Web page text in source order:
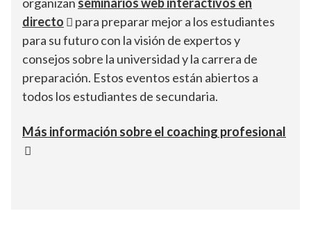
directo
para preparar mejor a los estudiantes
para su futuro con la visión de expertos y
consejos sobre la universidad y la carrera de
preparación. Estos eventos están abiertos a
todos los estudiantes de secundaria.
Más información sobre el coaching profesional